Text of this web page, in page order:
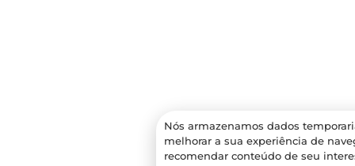
Nós armazenamos dados
melhorar a sua experiência de
recomendar conteúdo de seu